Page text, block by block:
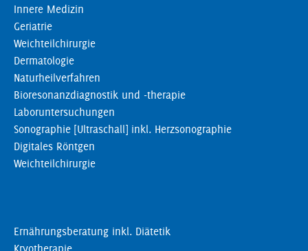
Innere Medizin
Geriatrie
Weichteilchirurgie
Dermatologie
Naturheilverfahren
Bioresonanzdiagnostik und -therapie
Laboruntersuchungen
Sonographie [Ultraschall] inkl. Herzsonographie
Digitales Röntgen
Weichteilchirurgie
Ernährungsberatung inkl. Diätetik